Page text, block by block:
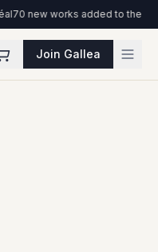
works added to the Ottawa
Join Gallea